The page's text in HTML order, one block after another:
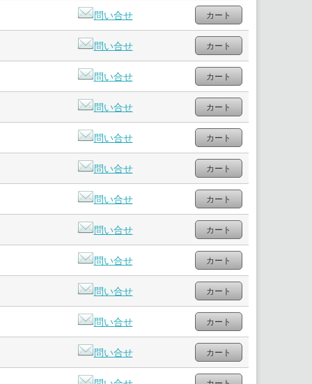
問い合せ
問い合せ
問い合せ
問い合せ
問い合せ
問い合せ
問い合せ
問い合せ
問い合せ
問い合せ
問い合せ
問い合せ